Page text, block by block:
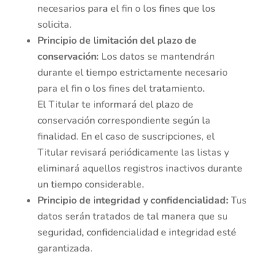
necesarios para el fin o los fines que los
solicita.
Principio de limitación del plazo de
conservación: Los datos se mantendrán
durante el tiempo estrictamente necesario
para el fin o los fines del tratamiento.
El Titular te informará del plazo de
conservación correspondiente según la
finalidad. En el caso de suscripciones, el
Titular revisará periódicamente las listas y
eliminará aquellos registros inactivos durante
un tiempo considerable.
Principio de integridad y confidencialidad: Tus
datos serán tratados de tal manera que su
seguridad, confidencialidad e integridad esté
garantizada.